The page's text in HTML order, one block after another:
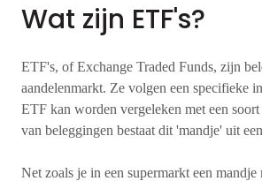
Wat zijn ETF's?
ETF's, of Exchange Traded Funds, zijn
aandelenmarkt. Ze volgen een specifieke
ETF kan worden vergeleken met een
van beleggingen bestaat dit 'mandje' uit
Net zoals je in een supermarkt een